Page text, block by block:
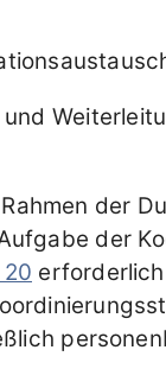
der
der
20